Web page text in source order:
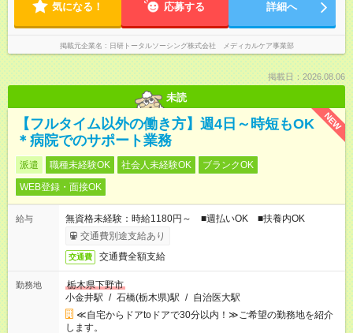
気になる！ 応募する 詳細へ
掲載元企業名 日研トータルソーシング株式会社 メディカルケア事業部
掲載日：2026.08.06
未読
NEW
【フルタイム以外の働き方】週4日～時短もOK
＊病院でのサポート業務
派遣 職種未経験OK 社会人未経験OK
ブランクOK
WEB登録・面接OK
給与
無資格未経験：時給1180円～ ■週払いOK ■扶養内OK
交通費別途支給あり
交通費 交通費全額支給
勤務地
栃木県下野市
小金井駅 / 石橋(栃木県)駅 / 自治医大駅
≪自宅からドアtoドアで30分以内！≫ご希望の勤務地を紹介
します。